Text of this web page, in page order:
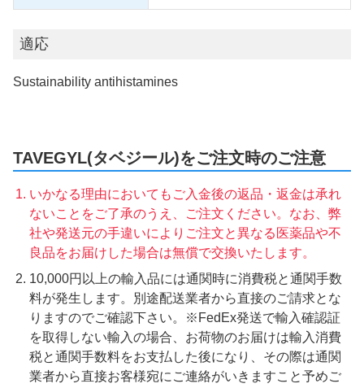
適応
Sustainability antihistamines
TAVEGYL(タベジール)をご注文時のご注意
いかなる理由においてもご入金後の返品・返金は承れ
ないことをご了承のうえ、ご注文ください。なお、弊
社や発送元の手違いによりご注文と異なる医薬品や不
良品をお届けした場合は無償で交換いたします。
10,000円以上の輸入品には通関時に消費税と通関手数
料が発生します。別途配送業者から直接のご請求とな
りますのでご確認下さい。※FedEx発送で輸入確認証
を取得しない輸入の場合、お荷物のお届けは輸入消費
税と通関手数料をお支払した後になり、その際は通関
業者から直接お客様宛にご連絡がいきますこと予めご